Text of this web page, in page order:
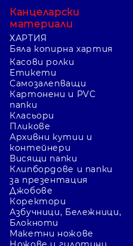
Канцеларски
материали
ХАРТИЯ
Бяла копирна хартия
Касови ролки
Етикети
Самозалепващи
Картонени и PVC
папки
Класьори
Пликове
Архивни кутии и
контейнери
Висящи папки
Клипбордове и папки
за презентация
Джобове
Коректори
Азбучници, Бележници,
Блокноти
Макетни ножове